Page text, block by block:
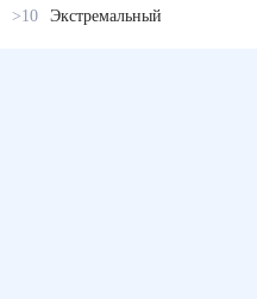
>10
Экстремальный